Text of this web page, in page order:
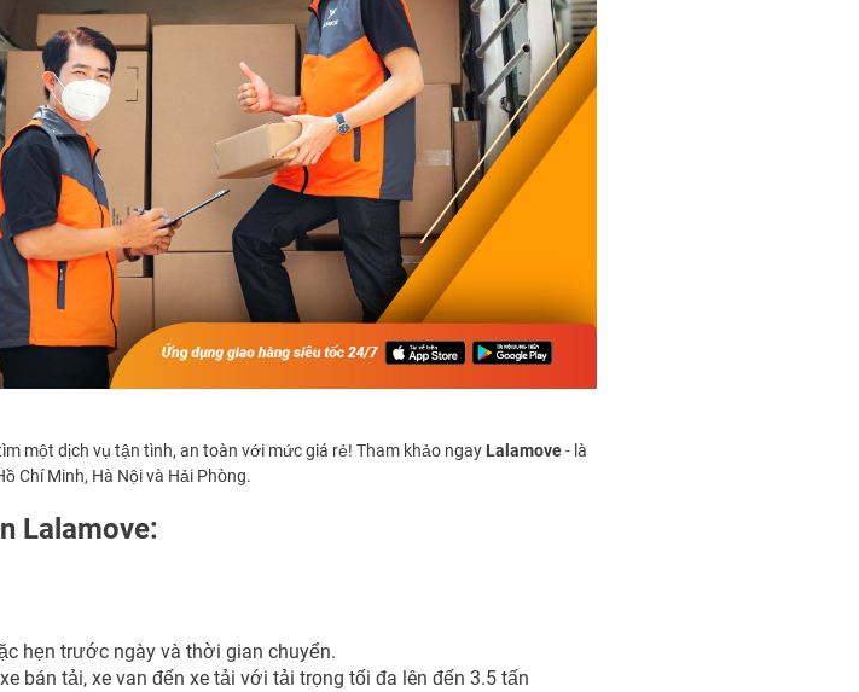
một dịch vụ tận tình, an toàn với mức giá rẻ! Tham khảo ngay Lalamove- là
Chí Minh, Hà Nội và Hải Phòng.
Lalamove:
hẹn trước ngày và thời gian chuyển.
bán tải, xe van đến xe tải với tải trọng tối đa lên đến 3.5 tấn